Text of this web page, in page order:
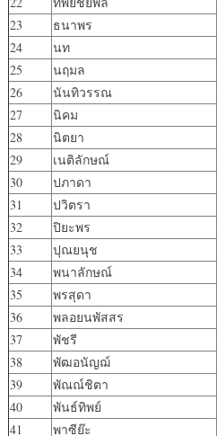
23
ธนาพร
24
นท
25
นฤมล
26
นันทิวรรณ
27
นิคม
28
นิตยา
29
เนติลักษณ์
30
ปภาดา
31
ปวิตรา
32
ปิยะพร
33
ปุณยนุช
34
พนาลักษณ์
35
พรสุดา
36
พลอยนพัสสร
37
พัชรี
38
พัฒอนัญฌ์
39
พัณณ์ชิตา
40
พันธ์ทิพย์
41
พาซีย๊ะ